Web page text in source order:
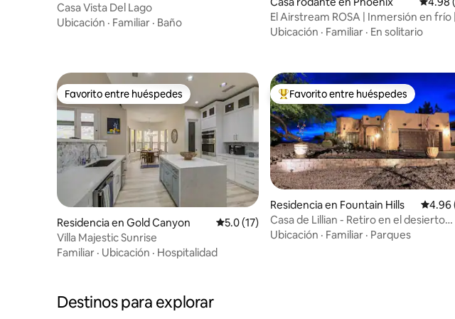
Casa Vista Del Lago
Ubicación · Familiar · Baño
El Airstream ROSA | Inmersión en frío |
Piscina
Ubicación · Familiar · En solitario
Favorito entre huéspedes
Favorito entre huéspedes
Residencia en Gold Canyon Calificación promedio: 5.0 de 5; 17 evaluaciones
5.0 (17)
Villa Majestic Sunrise
Familiar · Ubicación · Hospitalidad
De los mejores en Favorito entre
Favorito entre huéspedes
Residencia en Fountain Hills
4.96
Casa de Lillian - Retiro en el desierto
cerca de Scottsdale
Ubicación · Familiar · Parques
Destinos para explorar